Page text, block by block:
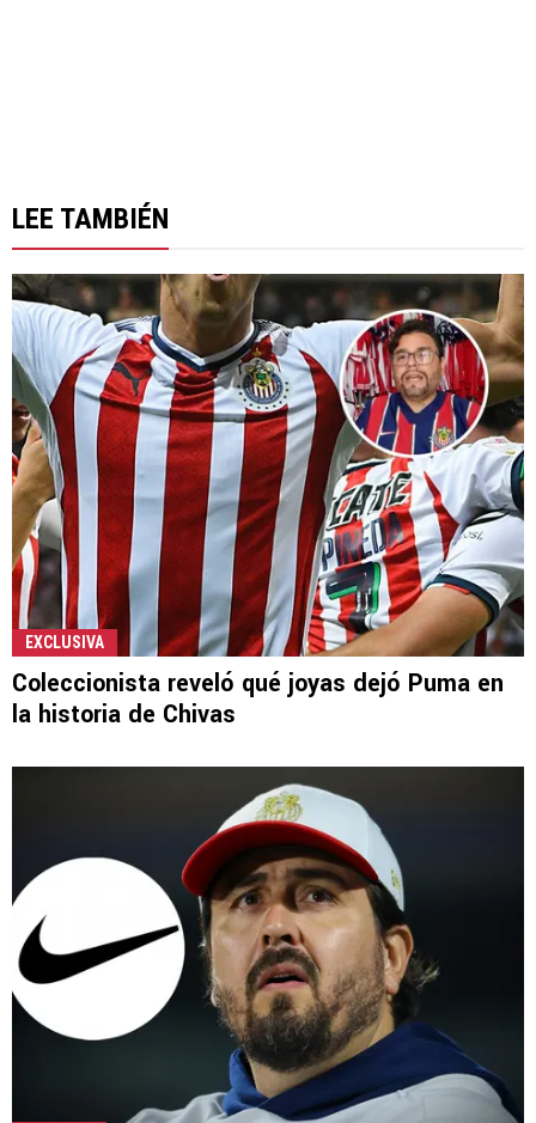
LEE TAMBIÉN
EXCLUSIVA
Coleccionista reveló qué joyas dejó Puma en
la historia de Chivas